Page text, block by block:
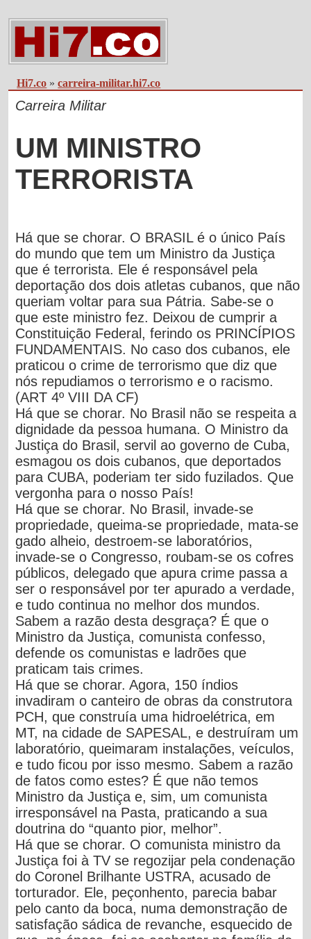
Hi7.co »carreira-militar.hi7.co
Carreira Militar
UM MINISTRO
TERRORISTA
Há que se chorar. O BRASIL é o único País
do mundo que tem um Ministro da Justiça
que é terrorista. Ele é responsável pela
deportação dos dois atletas cubanos, que não
queriam voltar para sua Pátria. Sabe-se o
que este ministro fez. Deixou de cumprir a
Constituição Federal, ferindo os PRINCÍPIOS
FUNDAMENTAIS. No caso dos cubanos, ele
praticou o crime de terrorismo que diz que
nós repudiamos o terrorismo e o racismo.
(ART 4º VIII DA CF)
Há que se chorar. No Brasil não se respeita a
dignidade da pessoa humana. O Ministro da
Justiça do Brasil, servil ao governo de Cuba,
esmagou os dois cubanos, que deportados
para CUBA, poderiam ter sido fuzilados. Que
vergonha para o nosso País!
Há que se chorar. No Brasil, invade-se
propriedade, queima-se propriedade, mata-se
gado alheio, destroem-se laboratórios,
invade-se o Congresso, roubam-se os cofres
públicos, delegado que apura crime passa a
ser o responsável por ter apurado a verdade,
e tudo continua no melhor dos mundos.
Sabem a razão desta desgraça? É que o
Ministro da Justiça, comunista confesso,
defende os comunistas e ladrões que
praticam tais crimes.
Há que se chorar. Agora, 150 índios
invadiram o canteiro de obras da construtora
PCH, que construía uma hidroelétrica, em
MT, na cidade de SAPESAL, e destruíram um
laboratório, queimaram instalações, veículos,
e tudo ficou por isso mesmo. Sabem a razão
de fatos como estes? É que não temos
Ministro da Justiça e, sim, um comunista
irresponsável na Pasta, praticando a sua
doutrina do “quanto pior, melhor”.
Há que se chorar. O comunista ministro da
Justiça foi à TV se regozijar pela condenação
do Coronel Brilhante USTRA, acusado de
torturador. Ele, peçonhento, parecia babar
pelo canto da boca, numa demonstração de
satisfação sádica de revanche, esquecido de